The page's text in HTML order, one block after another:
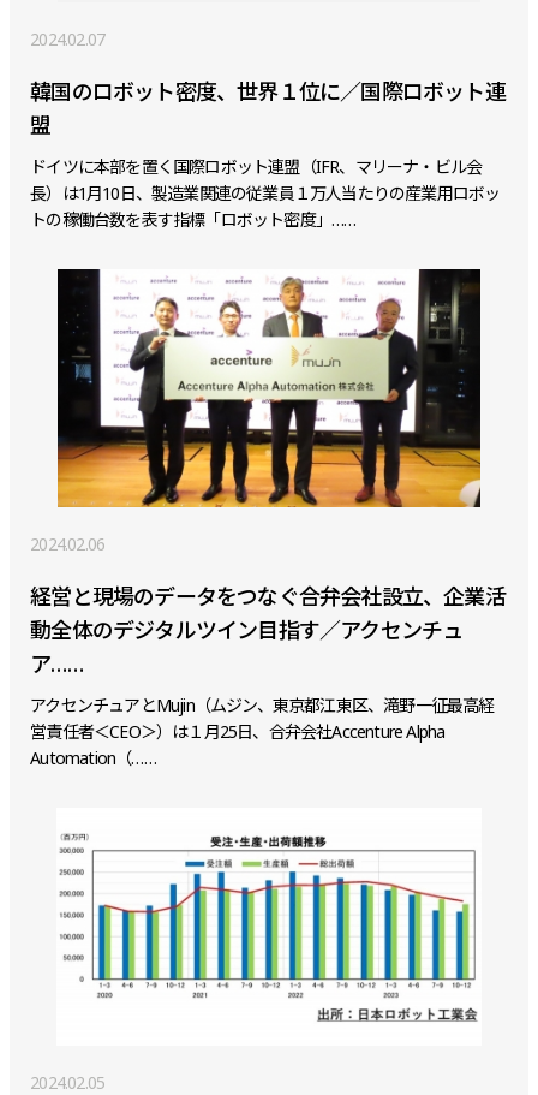
2024.02.07
韓国のロボット密度、世界１位に／国際ロボット連
盟
ドイツに本部を置く国際ロボット連盟（IFR、マリーナ・ビル会
長）は1月10日、製造業関連の従業員１万人当たりの産業用ロボッ
トの稼働台数を表す指標「ロボット密度」……
2024.02.06
経営と現場のデータをつなぐ合弁会社設立、企業活
動全体のデジタルツイン目指す／アクセンチュ
ア……
アクセンチュアとMujin（ムジン、東京都江東区、滝野一征最高経
営責任者＜CEO＞）は１月25日、合弁会社Accenture Alpha
Automation（……
2024.02.05